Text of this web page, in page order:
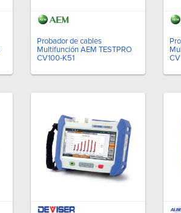
Probador de cables
Multifunción AEM TESTPRO
CV100-K51